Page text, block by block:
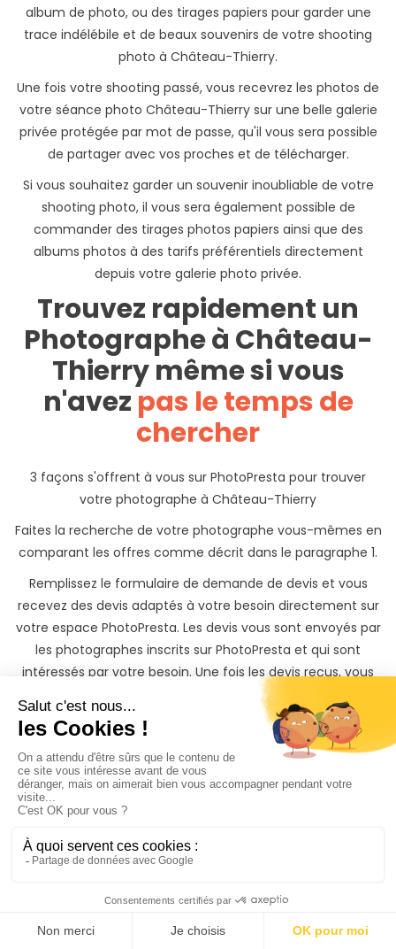
album de photo, ou des tirages papiers pour garder une
trace indélébile et de beaux souvenirs de votre shooting
photo à Château-Thierry.
Une fois votre shooting passé, vous recevrez les photos de
votre séance photo Château-Thierry sur une belle galerie
privée protégée par mot de passe, qu'il vous sera possible
de partager avec vos proches et de télécharger.
Si vous souhaitez garder un souvenir inoubliable de votre
shooting photo, il vous sera également possible de
commander des tirages photos papiers ainsi que des
albums photos à des tarifs préférentiels directement
depuis votre galerie photo privée.
Trouvez rapidement un
Photographe à Château-
Thierry même si vous
n'avez pas le temps de
chercher
3 façons s'offrent à vous sur PhotoPresta pour trouver
votre photographe à Château-Thierry
Faites la recherche de votre photographe vous-mêmes en
comparant les offres comme décrit dans le paragraphe 1.
Remplissez le formulaire de demande de devis et vous
recevez des devis adaptés à votre besoin directement sur
votre espace PhotoPresta. Les devis vous sont envoyés par
les photographes inscrits sur PhotoPresta et qui sont
intéressés par votre besoin. Une fois les devis reçus, vous
pouvez disctuer avec le photographe pour peaufiner votre
besoin avec lui ou avec elle. Vous confirmer le devis reçu
en le payant en ligne avec votre carte bancaire.
Confiez-nous votre shooting en choisissant un pack de
shooting clé en main. Un photographe professionnel sera là
le jour J pour réaliser les photos à Château-Thierry. Grâce à
notre réseau de photographes, nous vous l'assurons ! Avec
les shootings clés en main, vous gagnez du temps et vous
belle galerie privée et partageable dans un délai maximum
de 72h après votre événement.